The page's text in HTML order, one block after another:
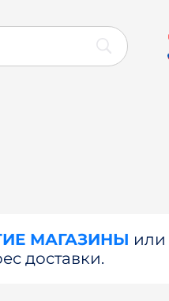
МАГАЗИНЫ или
доставки.